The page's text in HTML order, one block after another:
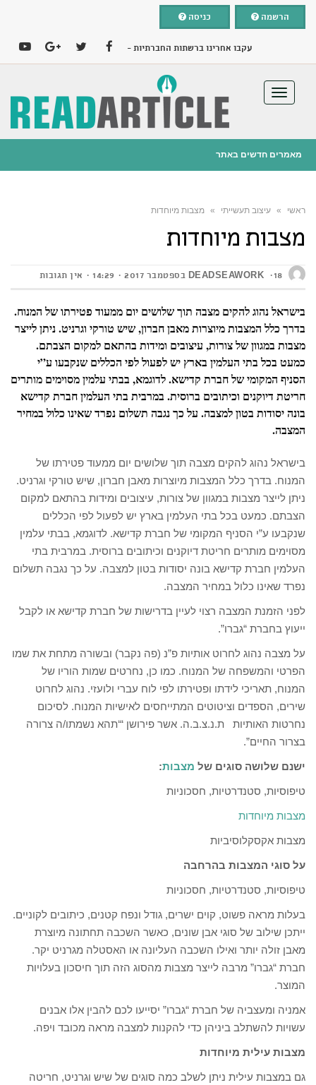
הרשמה כניסה
עקבו אחרינו ברשתות החברתיות -
תפריט
מאמרים חדשים באתר
ראשי » עיצוב תעשייתי » מצבות מיוחדות
מצבות מיוחדות
DEADSEAWORK 18 בספטמבר 2017 14:29 אין תגובות
בישראל נהוג להקים מצבה תוך שלושים יום ממעוד פטירתו של המנוח.
בדרך כלל המצבות מיוצרות מאבן חברון, שיש טורקי וגרניט. ניתן לייצר
מצבות במגוון של צורות, עיצובים ומידות בהתאם למקום הצבתם.
כמעט בכל בתי העלמין בארץ יש לפעול לפי הכללים שנקבעו ע”י
הסניף המקומי של חברת קדישא. לדוגמא, בבתי עלמין מסוימים מותרים
חריטת דיוקנים וכיתובים ברוסית. במרבית בתי העלמין חברת קדישא
בונה יסודות בטון למצבה. על כך נגבה תשלום נפרד שאינו כלול במחיר
המצבה.
בישראל נהוג להקים מצבה תוך שלושים יום ממעוד פטירתו של
המנוח. בדרך כלל המצבות מיוצרות מאבן חברון, שיש טורקי וגרניט.
ניתן לייצר מצבות במגוון של צורות, עיצובים ומידות בהתאם למקום
הצבתם. כמעט בכל בתי העלמין בארץ יש לפעול לפי הכללים
שנקבעו ע”י הסניף המקומי של חברת קדישא. לדוגמא, בבתי עלמין
מסוימים מותרים חריטת דיוקנים וכיתובים ברוסית. במרבית בתי
העלמין חברת קדישא בונה יסודות בטון למצבה. על כך נגבה תשלום
נפרד שאינו כלול במחיר המצבה.
לפני הזמנת המצבה רצוי לעיין בדרישות של חברת קדישא או לקבל
ייעוץ בחברת “גברו”.
על מצבה נהוג לחרוט אותיות פ”נ (פה נקבר) ובשורה מתחת את שמו
הפרטי והמשפחה של המנוח. כמו כן, נחרטים שמות הוריו של
המנוח, תאריכי לידתו ופטירתו לפי לוח עברי ולועזי. נהוג לחרוט
שירים, הספדים וציטוטים המתייחסים לאישיות המנוח. לסיכום
נחרטות האותיות ת.נ.צ.ב.ה. אשר פירושן “‘תהא נשמתו/ה צרורה
בצרור החיים”.
ישנם שלושה סוגים של מצבות:
טיפוסיות, סטנדרטיות, חסכוניות
מצבות מיוחדות
מצבות אקסקלוסיביות
על סוגי המצבות בהרחבה
טיפוסיות, סטנדרטיות, חסכוניות
בעלות מראה פשוט, קוים ישרים, גודל ונפח קטנים, כיתובים לקוניים.
ייתכן שילוב של סוגי אבן שונים, כאשר השכבה תחתונה מיוצרת
מאבן זולה יותר ואילו השכבה העליונה או האסטלה מגרניט יקר.
חברת “גברו” מרבה לייצר מצבות מהסוג הזה תוך חיסכון בעלויות
המוצר.
אמניה ומעצביה של חברת “גברו” יסייעו לכם להבין אלו אבנים
עשויות להשתלב ביניהן כדי להקנות למצבה מראה מכובד ויפה.
מצבות עילית מיוחדות
גם במצבות עילית ניתן לשלב כמה סוגים של שיש וגרניט, חריטה